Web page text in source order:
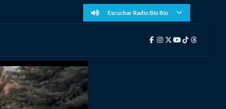
Escuchar Radio Bío Bío